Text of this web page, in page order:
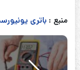
منبع : باتری